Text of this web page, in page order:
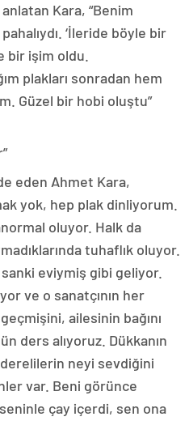
anlatan Kara, “Benim
‘İleride böyle bir
bir işim oldu.
plakları sonradan hem
Güzel bir hobi oluştu”
eden Ahmet Kara,
yok, hep plak dinliyorum.
oluyor. Halk da
tuhaflık oluyor.
eviymiş gibi geliyor.
ve o sanatçının her
ailesinin bağını
ders alıyoruz. Dükkanın
neyi sevdiğini
var. Beni görünce
çay içerdi, sen ona